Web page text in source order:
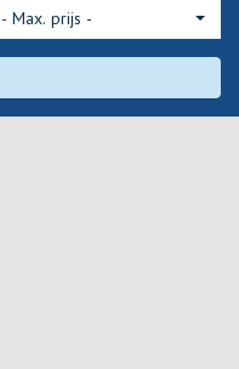
- Max. prijs -